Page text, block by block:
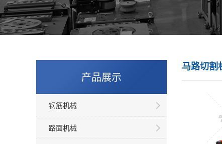
产品展示
钢筋机械
路面机械
马路切割